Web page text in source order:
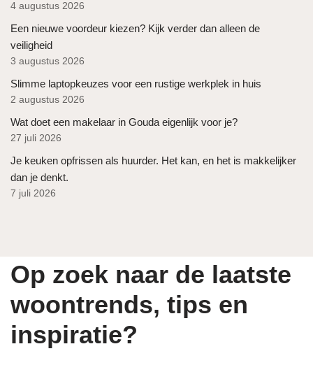
4 augustus 2026
Een nieuwe voordeur kiezen? Kijk verder dan alleen de
veiligheid
3 augustus 2026
Slimme laptopkeuzes voor een rustige werkplek in huis
2 augustus 2026
Wat doet een makelaar in Gouda eigenlijk voor je?
27 juli 2026
Je keuken opfrissen als huurder. Het kan, en het is makkelijker
dan je denkt.
7 juli 2026
Op zoek naar de laatste
woontrends, tips en
inspiratie?